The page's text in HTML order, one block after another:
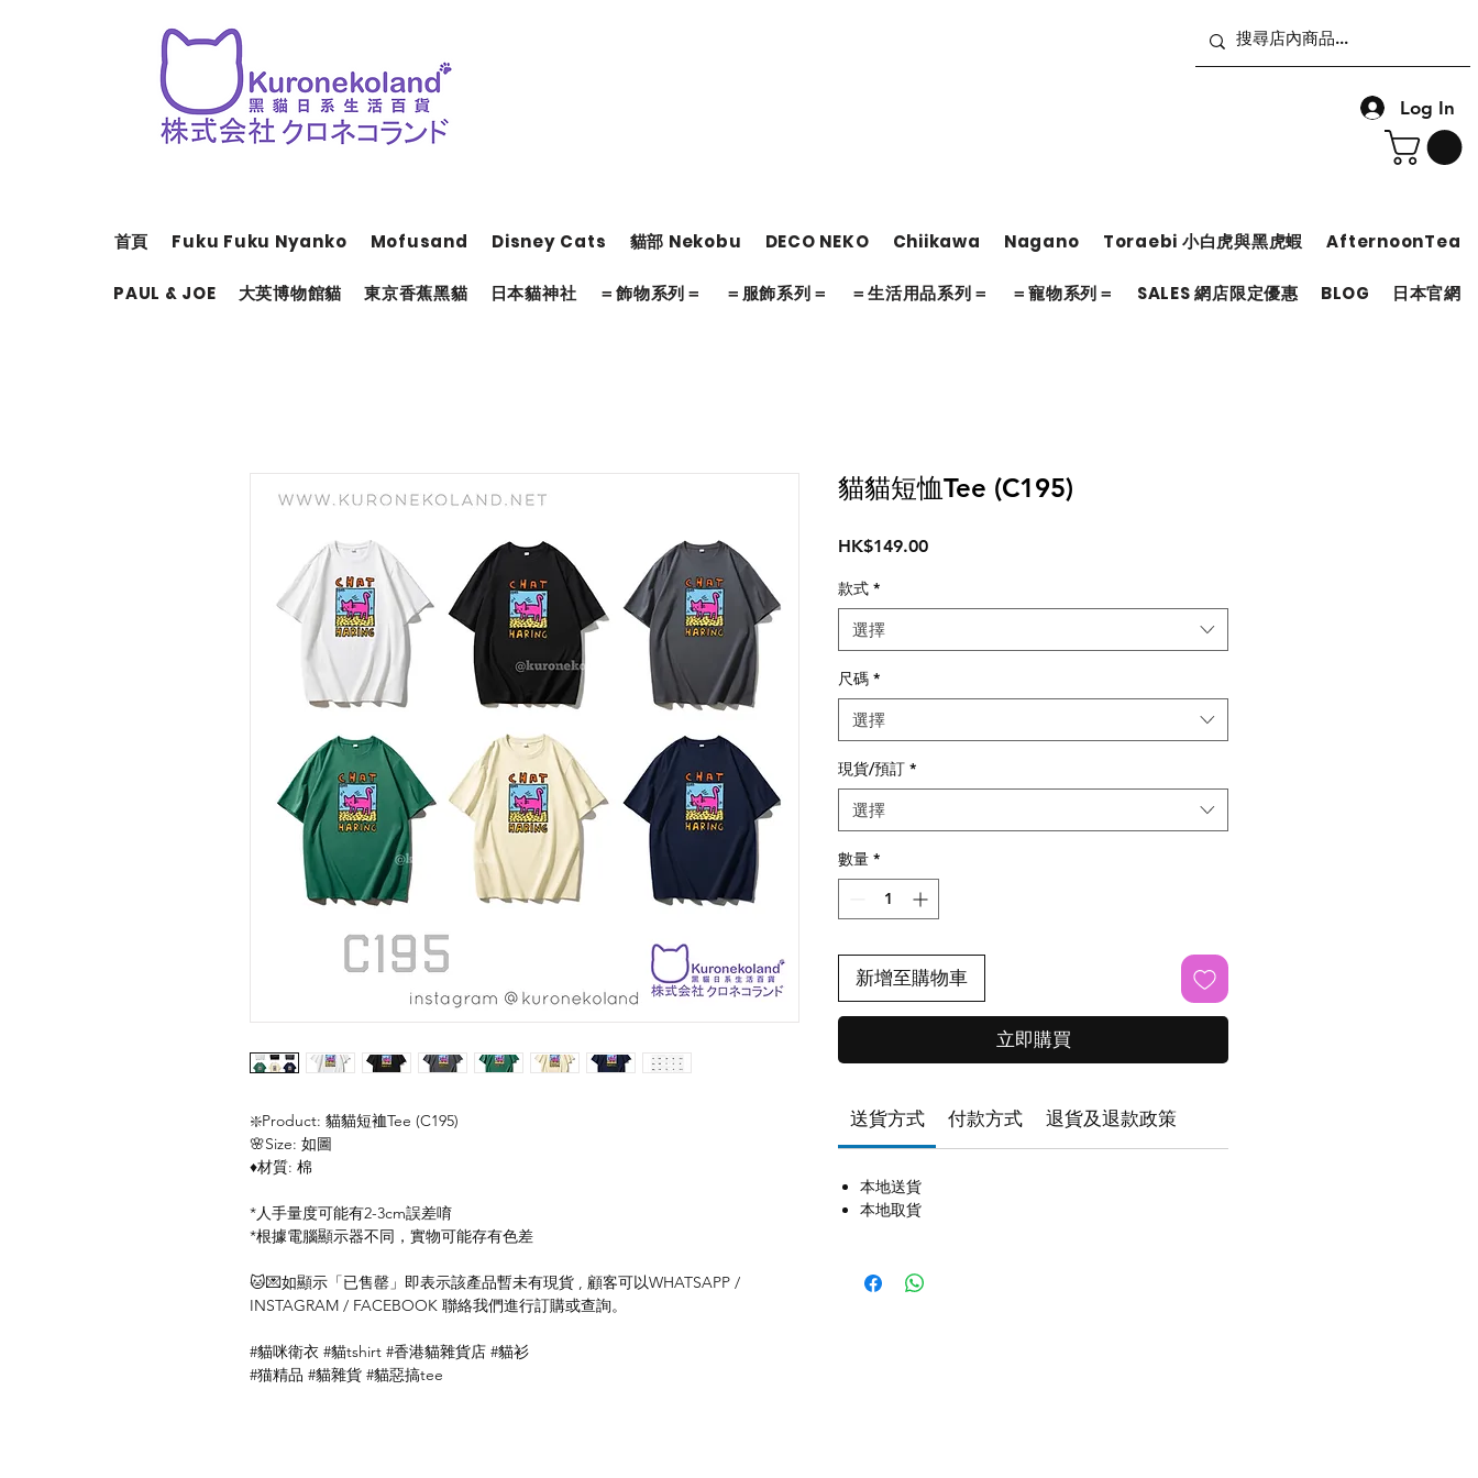
Log In
首頁 Fuku Fuku Nyanko Mofusand Disney Cats 貓部 Nekobu DECO NEKO Chiikawa Nagano Toraebi 小白虎與黑虎蝦 AfternoonTea
PAUL & JOE 大英博物館貓 東京香蕉黑貓 日本貓神社 ＝飾物系列＝ ＝服飾系列＝ ＝生活用品系列＝ ＝寵物系列＝ SALES 網店限定優惠 BLOG 日本官網
❇️Product: 貓貓短裇Tee (C195)
🌸Size: 如圖
♦️材質: 棉
*人手量度可能有2-3cm誤差唷
*根據電腦顯示器不同，實物可能存有色差
🐱💌如顯示「已售罄」即表示該產品暫未有現貨 , 顧客可以WHATSAPP /
INSTAGRAM / FACEBOOK 聯絡我們進行訂購或查詢。
#貓咪衛衣 #貓tshirt #香港貓雜貨店 #貓衫
#猫精品 #貓雜貨 #貓惡搞tee
貓貓短恤Tee (C195)
HK$149.00價
款式 *
選擇
尺碼 *
選擇
現貨/預訂 *
選擇
數量 *
新增至購物車
立即購買
送貨方式 付款方式 退貨及退款政策
本地送貨
本地取貨